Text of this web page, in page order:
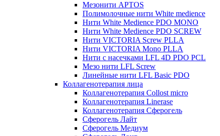
Мезонити APTOS
Полимолочные нити White medience
Нити White Medience PDO MONO
Нити White Medience PDO SCREW
Нити VICTORIA Screw PLLA
Нити VICTORIA Mono PLLA
Нити с насечками LFL 4D PDO PCL
Мезо нити LFL Screw
Линейные нити LFL Basic PDO
Коллагенотерапия лица
Коллагенотерапия Collost micro
Коллагенотерапия Linerase
Коллагенотерапия Сферогель
Сферогель Лайт
Сферогель Медиум